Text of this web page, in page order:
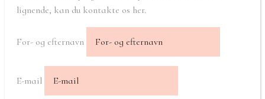
lignende, kan du kontakte os her.
For- og efternavn
E-mail